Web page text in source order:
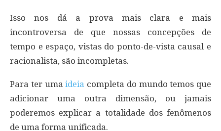
Isso nos dá a prova mais clara e mais
incontroversa de que nossas concepções de
tempo e espaço, vistas do ponto-de-vista causal e
racionalista, são incompletas.
Para ter umaideia completa do mundo temos que
adicionar uma outra dimensão, ou jamais
poderemos explicar a totalidade dos fenômenos
de uma forma unificada.